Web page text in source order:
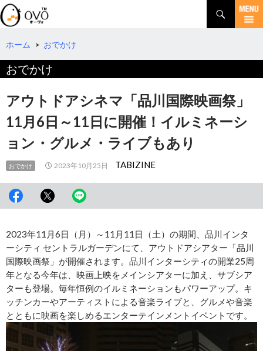
検
索
コ
テ
ツ
へ
移
ホーム > おでかけ
おでかけ
アウトドアシネマ「品川国際映画祭」
11月6日～11日に開催！イルミネーシ
ョン・グルメ・ライブもあり
おでかけ 2023年10月25日 TABIZINE
2023年11月6日（月）～11月11日（土）の期間、品川インタ
ーシティ セントラルガーデンにて、アウトドアシアター「品川
国際映画祭」が開催されます。品川インターシティの開業25周
年となる今年は、映画上映をメインシアターに加え、サブシア
ターも登場。毎年恒例のイルミネーションもパワーアップ。キ
ッチンカーやアーティストによる音楽ライブと、グルメや音楽
とともに映画を楽しめるエンターテインメントイベントです。